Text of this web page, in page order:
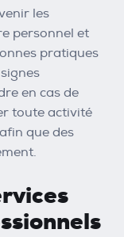
les
personnel et
pratiques
en cas de
toute activité
que des